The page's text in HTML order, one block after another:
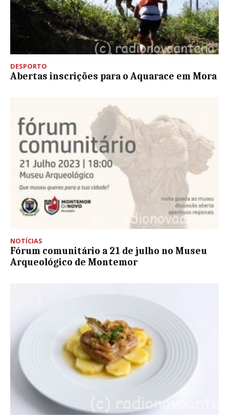
DESPORTO
Abertas inscrições para o Aquarace em Mora
NOTÍCIAS
Fórum comunitário a 21 de julho no Museu
Arqueológico de Montemor